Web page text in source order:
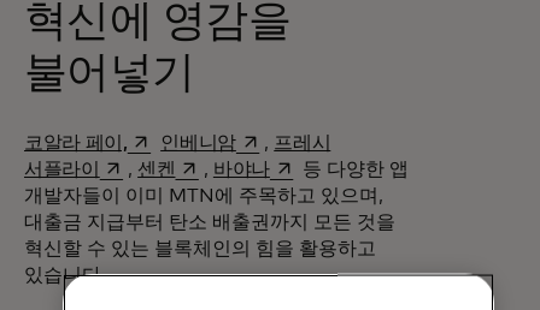
혁신에 영감을
불어넣기
코알라 페이,새 탭에서 열림
인베니암새 탭에서 열림
, 프레시
서플라이
새 탭에서 열림
, 센켄 새 탭에서 열림
, 바야나새 탭에서 열림
등 다양한 앱
개발자들이 이미 MTN에 주목하고 있으며,
대출금 지급부터 탄소 배출권까지 모든 것을
혁신할 수 있는 블록체인의 힘을 활용하고
있습니다.